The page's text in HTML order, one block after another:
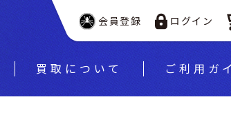
会員登録 ログイン
買取について ご利⽤ガ